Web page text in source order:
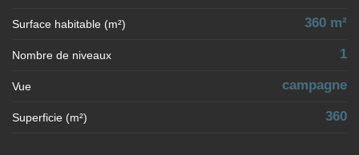
Surface habitable (m²) 360 m²
Nombre de niveaux 1
Vue campagne
Superficie (m²) 360